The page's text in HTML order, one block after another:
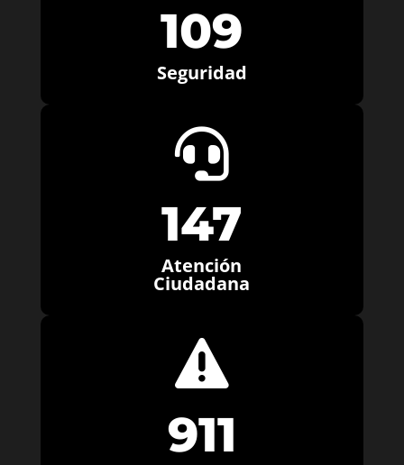
109
Seguridad

147
Atención
Ciudadana

911